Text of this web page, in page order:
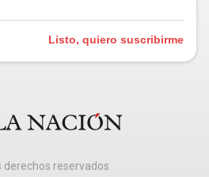
Listo, quiero suscribirme
derechos reservados